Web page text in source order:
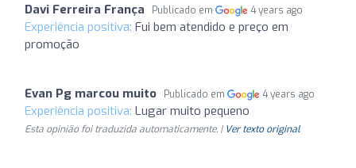
Davi Ferreira França Publicado em 4 years ago
Experiência positiva: Fui bem atendido e preço em
promoção
Evan Pg marcou muito Publicado em 4 years ago
Experiência positiva: Lugar muito pequeno
Esta opinião foi traduzida automaticamente. | Ver texto original